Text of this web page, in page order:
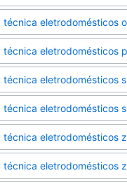
técnica eletrodomésticos
técnica eletrodomésticos
técnica eletrodomésticos
técnica eletrodomésticos
técnica eletrodomésticos
técnica eletrodomésticos